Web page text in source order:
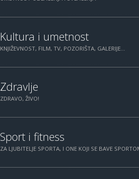
Kultura i umetnost
KNJIŽEVNOST, FILM, TV, POZORIŠTA, GALERIJE...
Zdravlje
ZDRAVO, ŽIVO!
Sport i fitness
ZA LJUBITELJE SPORTA, I ONE KOJI SE BAVE